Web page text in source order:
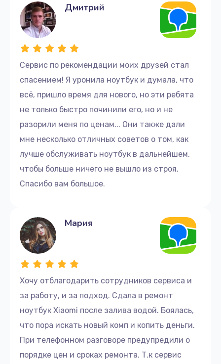
Сервис по рекомендации моих друзей стал
спасением! Я уронила ноутбук и думала, что
всё, пришло время для нового, но эти ребята
не только быстро починили его, но и не
разорили меня по ценам... Они также дали
мне несколько отличных советов о том, как
лучше обслуживать ноутбук в дальнейшем,
чтобы больше ничего не вышло из строя.
Спасибо вам большое.
Дмитрий
Хочу отблагодарить сотрудников сервиса и
за работу, и за подход. Сдала в ремонт
ноутбук Xiaomi после залива водой. Боялась,
что пора искать новый комп и копить деньги.
При телефонном разговоре предупредили о
порядке цен и сроках ремонта. Т.к сервис
Мария